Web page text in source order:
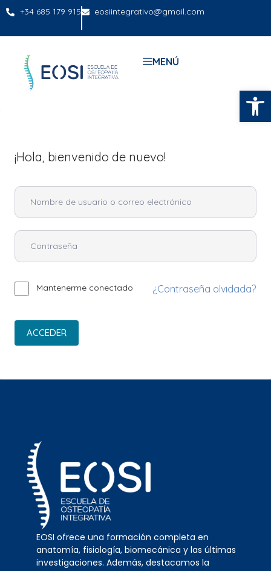
+34 685 179 915 eosiintegrativo@gmail.com
MENÚ
¡Hola, bienvenido de nuevo!
Mantenerme conectado ¿Contraseña olvidada?
ACCEDER
EOSI ofrece una formación completa en
anatomía, fisiología, biomecánica y las últimas
investigaciones. Además, destacamos la